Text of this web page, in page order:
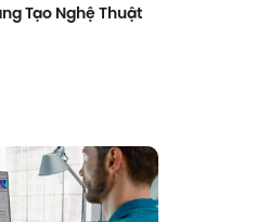
Tạo Nghệ Thuật